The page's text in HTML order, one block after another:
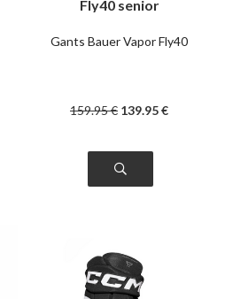
Fly40 senior
Gants Bauer Vapor Fly40
159.95€ 139.95€